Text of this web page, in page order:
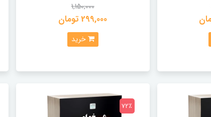
1,150,000
299,000 تومان
خرید
72٪